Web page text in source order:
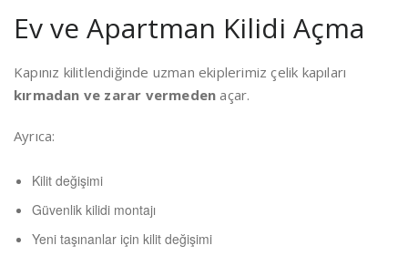
Ev ve Apartman Kilidi Açma
Kapınız kilitlendiğinde uzman ekiplerimiz çelik kapıları
kırmadan ve zarar vermeden açar.
Ayrıca:
Kilit değişimi
Güvenlik kilidi montajı
Yeni taşınanlar için kilit değişimi